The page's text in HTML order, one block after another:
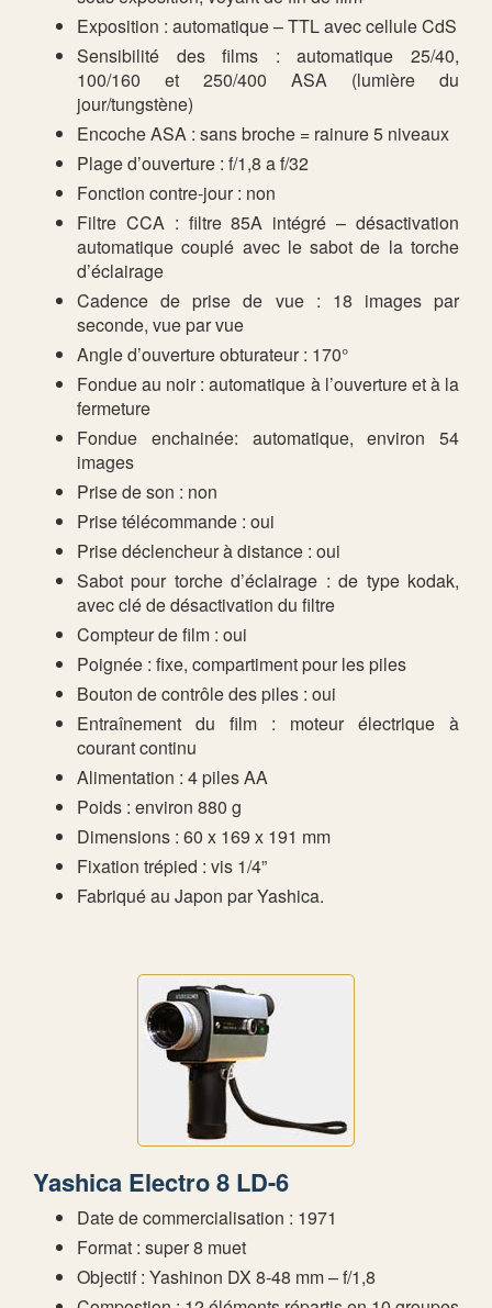
Exposition : automatique – TTL avec cellule CdS
Sensibilité des films : automatique 25/40,
100/160 et 250/400 ASA (lumière du
jour/tungstène)
Encoche ASA : sans broche = rainure 5 niveaux
Plage d’ouverture : f/1,8 a f/32
Fonction contre-jour : non
Filtre CCA : filtre 85A intégré – désactivation
automatique couplé avec le sabot de la torche
d’éclairage
Cadence de prise de vue : 18 images par
seconde, vue par vue
Angle d’ouverture obturateur : 170°
Fondue au noir : automatique à l’ouverture et à la
fermeture
Fondue enchainée: automatique, environ 54
images
Prise de son : non
Prise télécommande : oui
Prise déclencheur à distance : oui
Sabot pour torche d’éclairage : de type kodak,
avec clé de désactivation du filtre
Compteur de film : oui
Poignée : fixe, compartiment pour les piles
Bouton de contrôle des piles : oui
Entraînement du film : moteur électrique à
courant continu
Alimentation : 4 piles AA
Poids : environ 880 g
Dimensions : 60 x 169 x 191 mm
Fixation trépied : vis 1/4”
Fabriqué au Japon par Yashica.
Yashica Electro 8 LD-6
Date de commercialisation : 1971
Format : super 8 muet
Objectif : Yashinon DX 8-48 mm – f/1,8